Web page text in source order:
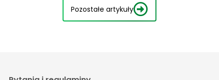
Pozostałe artykuły